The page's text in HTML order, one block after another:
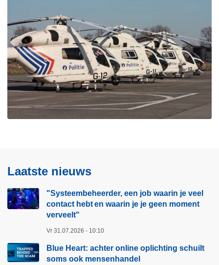
Laatste nieuws
"Systeembeheerder, een job waarin je veel
contact hebt en waarin je je geen moment
verveelt"​
Vr 31.07.2026 - 10:10
Blue Heart: achter online oplichting schuilt
soms ook mensenhandel